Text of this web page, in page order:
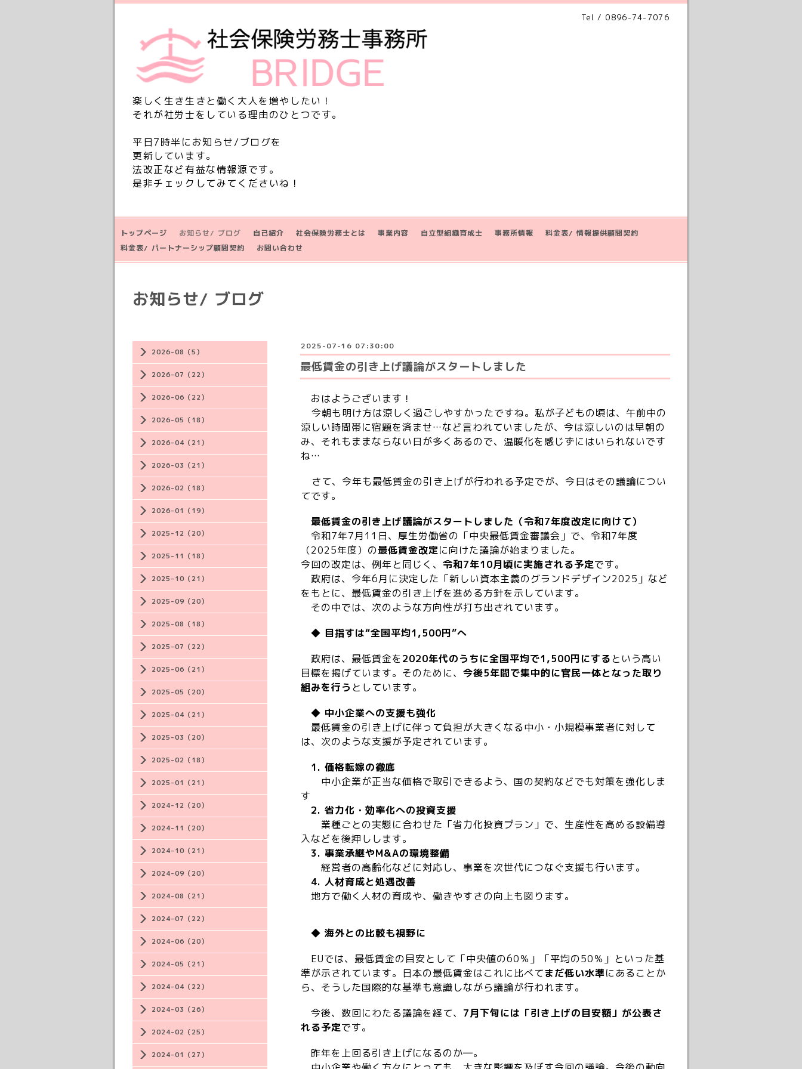
Tel / 0896-74-7076
楽しく生き生きと働く大人を増やしたい！
それが社労士をしている理由のひとつです。
平日7時半にお知らせ/ブログを
更新しています。
法改正など有益な情報源です。
是非チェックしてみてくださいね！
トップページ お知らせ/ ブログ 自己紹介 社会保険労務士とは 事業内容 自立型組織育成士 事務所情報
料金表/ 情報提供顧問契約
料金表/ パートナーシップ顧問契約
お問い合わせ
2026-08（5）
2026-07（22）
2026-06（22）
2026-05（18）
2026-04（21）
2026-03（21）
2026-02（18）
2026-01（19）
2025-12（20）
2025-11（18）
2025-10（21）
2025-09（20）
2025-08（18）
2025-07（22）
2025-06（21）
2025-05（20）
2025-04（21）
2025-03（20）
2025-02（18）
2025-01（21）
2024-12（20）
2024-11（20）
2024-10（21）
2024-09（20）
2024-08（21）
2024-07（22）
2024-06（20）
2024-05（21）
2024-04（22）
2024-03（26）
2024-02（25）
2024-01（27）
お知らせ/ ブログ
2025-07-16 07:30:00
最低賃金の引き上げ議論がスタートしました
おはようございます！
今朝も明け方は涼しく過ごしやすかったですね。私が子どもの頃は、午前中の
涼しい時間帯に宿題を済ませ…など言われていましたが、今は涼しいのは早朝の
み、それもままならない日が多くあるので、温暖化を感じずにはいられないです
ね…
さて、今年も最低賃金の引き上げが行われる予定でが、今日はその議論につい
てです。
最低賃金の引き上げ議論がスタートしました（令和7年度改定に向けて）
令和7年7月11日、厚生労働省の「中央最低賃金審議会」で、令和7年度
（2025年度）の最低賃金改定に向けた議論が始まりました。
今回の改定は、例年と同じく、 令和7年10月頃に実施される予定です。
政府は、今年6月に決定した「新しい資本主義のグランドデザイン2025」など
をもとに、最低賃金の引き上げを進める方針を示しています。
その中では、次のような方向性が打ち出されています。
◆ 目指すは“全国平均1,500円”へ
政府は、最低賃金を2020年代のうちに全国平均で1,500円にするという高い
目標を掲げています。そのために、 今後5年間で集中的に官民一体となった取り
組みを行う としています。
◆ 中小企業への支援も強化
最低賃金の引き上げに伴って負担が大きくなる中小・小規模事業者に対して
は、次のような支援が予定されています。
1. 価格転嫁の徹底
中小企業が正当な価格で取引できるよう、国の契約などでも対策を強化しま
す
2. 省力化・効率化への投資支援
業種ごとの実態に合わせた「省力化投資プラン」で、生産性を高める設備導
入などを後押しします。
3. 事業承継やM&Aの環境整備
経営者の高齢化などに対応し、事業を次世代につなぐ支援も行います。
4. 人材育成と処遇改善
地方で働く人材の育成や、働きやすさの向上も図ります。
◆ 海外との比較も視野に
EUでは、最低賃金の目安として「中央値の60％」「平均の50％」といった基
準が示されています。日本の最低賃金はこれに比べてまだ低い水準にあることか
ら、そうした国際的な基準も意識しながら議論が行われます。
今後、数回にわたる議論を経て、 7月下旬には「引き上げの目安額」が公表さ
れる予定です。
昨年を上回る引き上げになるのか―。